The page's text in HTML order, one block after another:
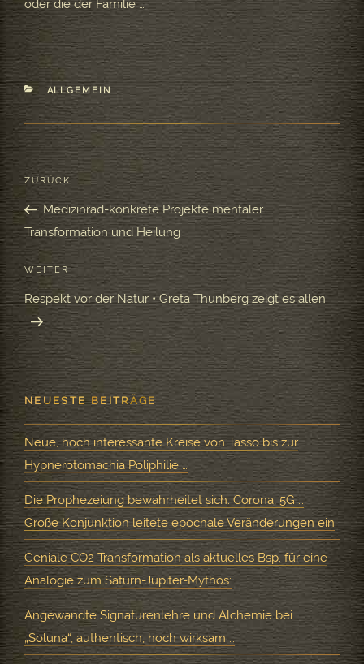
oder die der Familie …
KATEGORIEN
ALLGEMEIN
Beitragsnavigation
Vorheriger
Beitrag
ZURÜCK
Medizinrad-konkrete Projekte mentaler
Transformation und Heilung
Nächster
Beitrag
WEITER
Respekt vor der Natur • Greta Thunberg zeigt es allen
NEUESTE BEITRÄGE
Neue, hoch interessante Kreise von Tasso bis zur
Hypnerotomachia Poliphilie …
Die Prophezeiung bewahrheitet sich. Corona, 5G …
Große Konjunktion leitete epochale Veränderungen ein
Geniale CO2 Transformation als aktuelles Bsp. für eine
Analogie zum Saturn-Jupiter-Mythos:
Angewandte Signaturenlehre und Alchemie bei
„Soluna“, authentisch, hoch wirksam …